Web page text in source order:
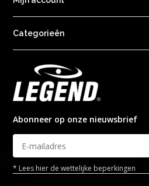
Categorieën
Abonneer op onze nieuwsbrief
* Lees hier de wettelijke beperkingen